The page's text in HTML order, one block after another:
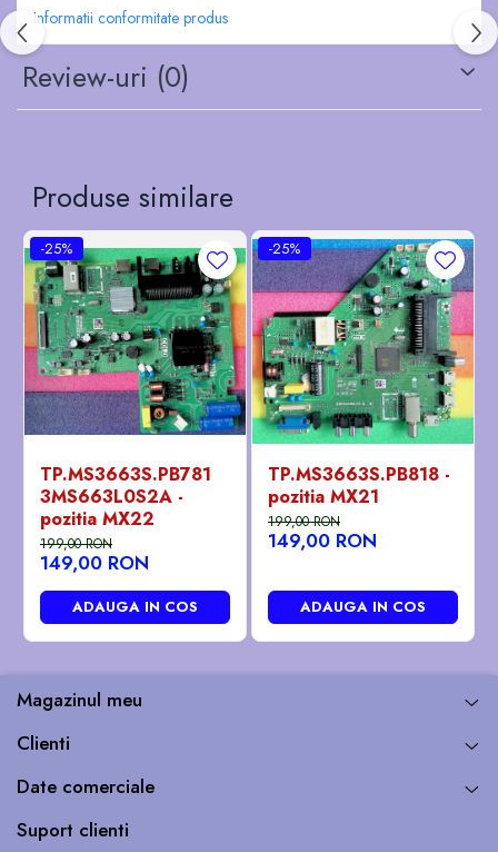
Informatii conformitate produs
Review-uri (0)
Produse similare
-25%
TP.MS3663S.PB781
3MS663L0S2A -
pozitia MX22
199,00 RON
149,00 RON
ADAUGA IN COS
-25%
TP.MS3663S.PB818 -
pozitia MX21
199,00 RON
149,00 RON
ADAUGA IN COS
Magazinul meu
Clienti
Date comerciale
Suport clienti